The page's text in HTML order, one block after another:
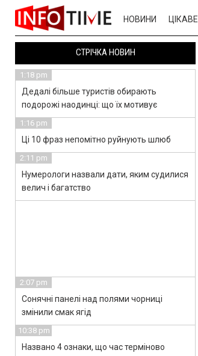
НОВИНИ ЦІКАВЕ
СТРІЧКА НОВИН
1:18 pm
Дедалі більше туристів обирають
подорожі наодинці: що їх мотивує
1:16 pm
Ці 10 фраз непомітно руйнують шлюб
2:11 pm
Нумерологи назвали дати, яким судилися
велич і багатство
2:07 pm
Сонячні панелі над полями чорниці
змінили смак ягід
10:38 pm
Названо 4 ознаки, що час терміново